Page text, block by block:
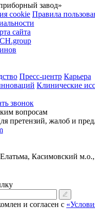
завод»
cookie Правила
сайта
Пресс-центр Карьера
Клинические
звонок
вопросам
претензий, жалоб и
Касимовский м.о.,
и согласен с